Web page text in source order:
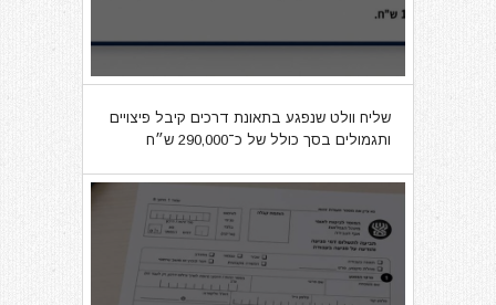
שליח וולט שנפגע בתאונת דרכים קיבל פיצויים
ותגמולים בסך כולל של כ־290,000 ש״ח